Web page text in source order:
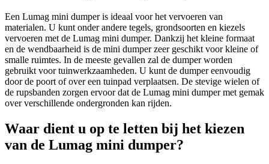
Een Lumag mini dumper is ideaal voor het vervoeren van
materialen. U kunt onder andere tegels, grondsoorten en kiezels
vervoeren met de Lumag mini dumper. Dankzij het kleine formaat
en de wendbaarheid is de mini dumper zeer geschikt voor kleine of
smalle ruimtes. In de meeste gevallen zal de dumper worden
gebruikt voor tuinwerkzaamheden. U kunt de dumper eenvoudig
door de poort of over een tuinpad verplaatsen. De stevige wielen of
de rupsbanden zorgen ervoor dat de Lumag mini dumper met gemak
over verschillende ondergronden kan rijden.
Waar dient u op te letten bij het kiezen
van de Lumag mini dumper?